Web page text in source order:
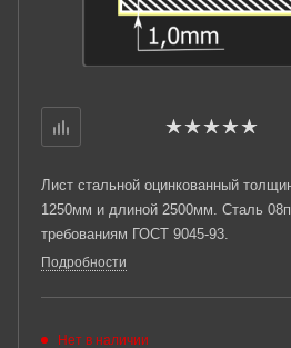
Лист стальной оцинкованный
1250мм и длиной 2500мм. Сталь
требованиям ГОСТ 9045-93.
Подробности
Нет в наличии